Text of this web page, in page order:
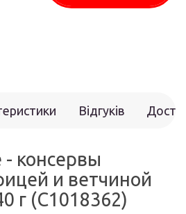
Відгуків
консервы
и ветчиной
г (C1018362)